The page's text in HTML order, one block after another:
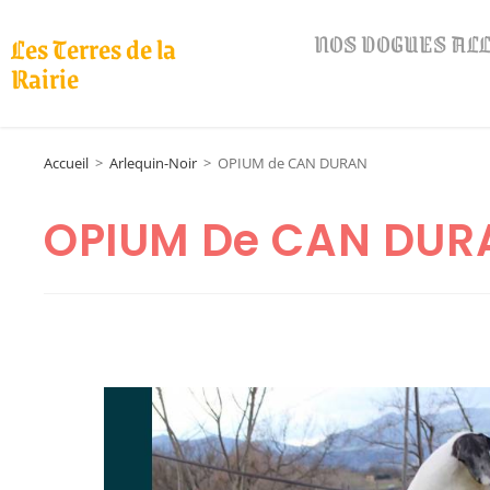
Les Terres de la
Rairie
NOS DOGUES
Accueil > Arlequin-Noir > OPIUM de CAN DURAN
OPIUM De CAN